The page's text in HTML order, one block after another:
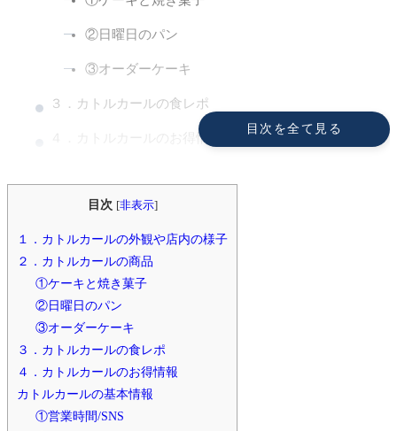
目次を全て見る
②日曜日のパン
③オーダーケーキ
３．カトルカールの食レポ
４．カトルカールのお得情報
①営業時間/SNS
②アクセス
（参考）おすすめおススメ記事
①酒田市のおすすめグルメ
②まとめ記事
目次 [非表示]
１．カトルカールの外観や店内の様子
２．カトルカールの商品
①ケーキと焼き菓子
②日曜日のパン
③オーダーケーキ
３．カトルカールの食レポ
４．カトルカールのお得情報
カトルカールの基本情報
①営業時間/SNS